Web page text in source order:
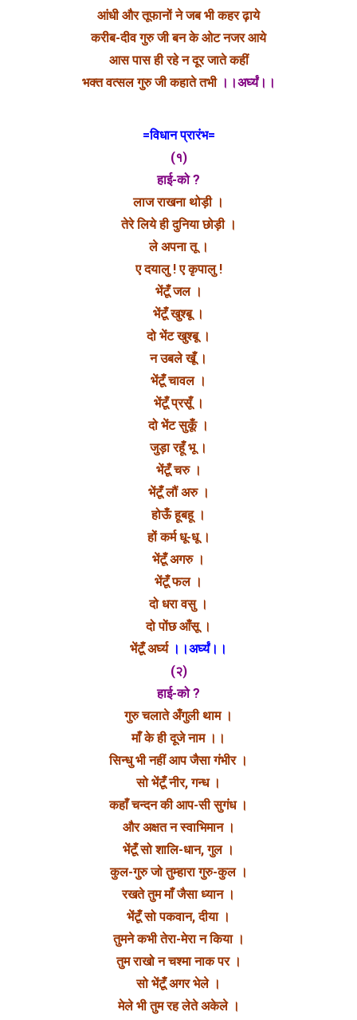
आंधी और तूफानों ने जब भी कहर ढ़ाये
करीब-दीव गुरु जी बन के ओट नजर आये
आस पास ही रहे न दूर जाते कहीं
भक्त वत्सल गुरु जी कहाते तभी ।।अर्घ्यं।।
=विधान प्रारंभ=
(१)
हाई-को ?
लाज राखना थोड़ी ।
तेरे लिये ही दुनिया छोड़ी ।
ले अपना तू ।
ए दयालु ! ए कृपालु !
भेंटूँ जल ।
भेंटूँ खुश्बू ।
दो भेंट खुश्बू ।
न उबले खूँ ।
भेंटूँ चावल ।
भेंटूँ प्रसूँ ।
दो भेंट सुकूँ ।
जुड़ा रहूँ भू ।
भेंटूँ चरु ।
भेंटूँ लौं अरु ।
होऊँ हूबहू ।
हों कर्म धू-धू ।
भेंटूँ अगरु ।
भेंटूँ फल ।
दो धरा वसु ।
दो पोंछ आँसू ।
भेंटूँ अर्घ्य ।।अर्घ्यं।।
(२)
हाई-को ?
गुरु चलाते अँगुली थाम ।
माँ के ही दूजे नाम ।।
सिन्धु भी नहीं आप जैसा गंभीर ।
सो भेंटूँ नीर, गन्ध ।
कहाँ चन्दन की आप-सी सुगंध ।
और अक्षत न स्वाभिमान ।
भेंटूँ सो शालि-धान, गुल ।
कुल-गुरु जो तुम्हारा गुरु-कुल ।
रखते तुम माँ जैसा ध्यान ।
भेंटूँ सो पकवान, दीया ।
तुमने कभी तेरा-मेरा न किया ।
तुम राखो न चश्मा नाक पर ।
सो भेंटूँ अगर भेले ।
मेले भी तुम रह लेते अकेले ।